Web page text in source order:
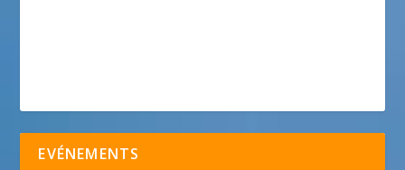
EVÉNEMENTS